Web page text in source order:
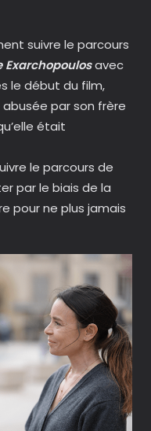
suivre le parcours
Exarchopoulosavec
le début du film,
par son frère
était
le parcours de
par le biais de la
pour ne plus jamais